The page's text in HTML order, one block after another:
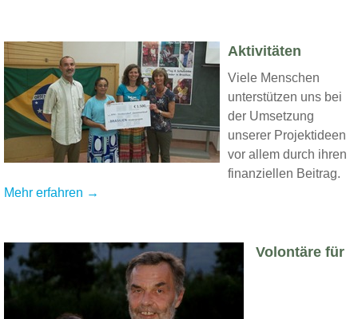
Aktivitäten
Viele Menschen
unterstützen uns bei
der Umsetzung
unserer Projektideen
vor allem durch ihren
finanziellen Beitrag.
Mehr erfahren →
Volontäre für